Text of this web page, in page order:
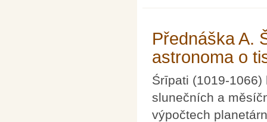
Přednáška A.
astronoma o
Śrīpati (1019-
slunečních a
výpočtech